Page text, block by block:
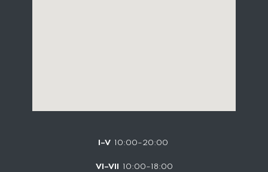
I–V 10:00–20:00
VI–VII 10:00–18:00